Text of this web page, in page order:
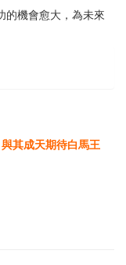
的機會愈大，為未來
其成天期待白馬王